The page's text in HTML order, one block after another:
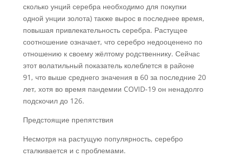
сколько унций серебра необходимо для покупки
одной унции золота) также вырос в последнее время,
повышая привлекательность серебра. Растущее
соотношение означает, что серебро недооценено по
отношению к своему жёлтому родственнику. Сейчас
этот волатильный показатель колеблется в районе
91, что выше среднего значения в 60 за последние 20
лет, хотя во время пандемии COVID-19 он ненадолго
подскочил до 126.
Предстоящие препятствия
Несмотря на растущую популярность, серебро
сталкивается и с проблемами.